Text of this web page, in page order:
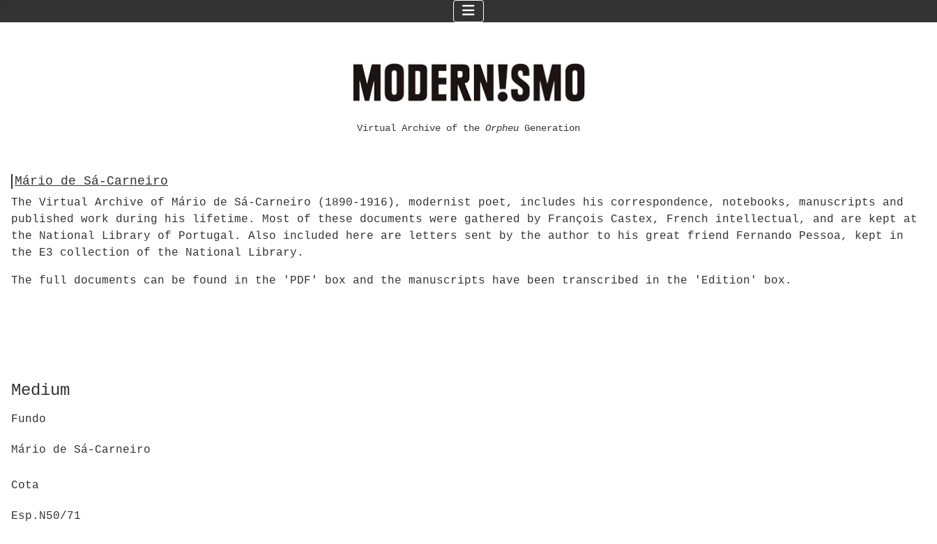
Virtual Archive of the Orpheu Generation
Mário de Sá-Carneiro
The Virtual Archive of Mário de Sá-Carneiro (1890-1916), modernist poet, includes his correspondence, notebooks, manuscripts and
published work during his lifetime. Most of these documents were gathered by François Castex, French intellectual, and are kept at
the National Library of Portugal. Also included here are letters sent by the author to his great friend Fernando Pessoa, kept in
the E3 collection of the National Library.
The full documents can be found in the 'PDF' box and the manuscripts have been transcribed in the 'Edition' box.
Medium
Fundo
Mário de Sá-Carneiro
Cota
Esp.N50/71